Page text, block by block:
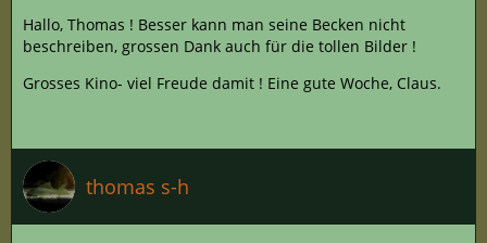
Hallo, Thomas ! Besser kann man seine Becken nicht
beschreiben, grossen Dank auch für die tollen Bilder !
Grosses Kino- viel Freude damit ! Eine gute Woche, Claus.
thomas s-h